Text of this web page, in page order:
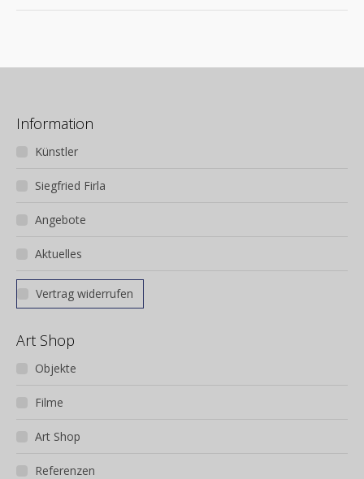
Information
Künstler
Siegfried Firla
Angebote
Aktuelles
Vertrag widerrufen
Art Shop
Objekte
Filme
Art Shop
Referenzen